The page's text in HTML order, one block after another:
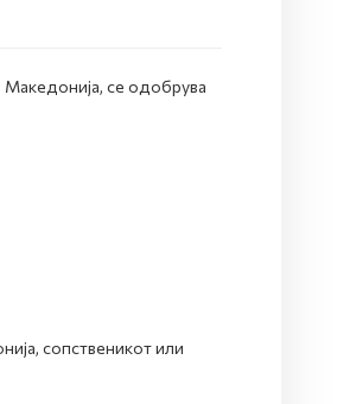
се одобрува
сопственикот или